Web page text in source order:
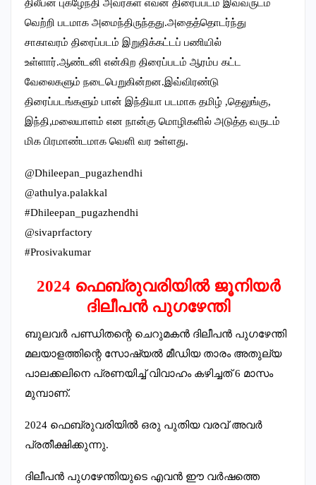
திலீபன் புகழேந்தி அவர்கள் எவன் திரைப்படம் இவ்வருடம்
வெற்றி படமாக அமைந்திருந்தது.அதைத்தொடர்ந்து
சாகாவரம் திரைப்படம் இறுதிக்கட்டப் பணியில்
உள்ளார்.ஆண்டனி என்கிற திரைப்படம் ஆரம்ப கட்ட
வேலைகளும் நடைபெறுகின்றன.இவ்விரண்டு
திரைப்படங்களும் பான் இந்தியா படமாக தமிழ் ,தெலுங்கு,
இந்தி,மலையாளம் என நான்கு மொழிகளில் அடுத்த வருடம்
மிக பிரமாண்டமாக வெளி வர உள்ளது.
@Dhileepan_pugazhendhi
@athulya.palakkal
#Dhileepan_pugazhendhi
@sivaprfactory
#Prosivakumar
2024 ഫെബ്രുവരിയിൽ ജൂനിയർ
ദിലീപൻ പുഗഴേന്തി
ബുലവർ പണ്ഡിതന്റെ ചെറുമകൻ ദിലീപൻ പുഗഴേന്തി
മലയാളത്തിന്റെ സോഷ്യൽ മീഡിയ താരം അതുല്യ
പാലക്കലിനെ പ്രണയിച്ച് വിവാഹം കഴിച്ചത് 6 മാസം
മുമ്പാണ്.
2024 ഫെബ്രുവരിയിൽ ഒരു പുതിയ വരവ് അവർ
പ്രതീക്ഷിക്കുന്നു.
ദിലീപൻ പുഗഴേന്തിയുടെ എവൻ ഈ വർഷത്തെ